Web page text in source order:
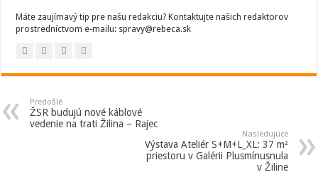
Máte zaujímavý tip pre našu redakciu? Kontaktujte našich redaktorov
prostredníctvom e-mailu: spravy@rebeca.sk
Predošlé
ŽSR budujú nové káblové
vedenie na trati Žilina – Rajec
Nasledujúce
Výstava Ateliér S+M+L_XL: 37 m²
priestoru v Galérii Plusmínusnula
v Žiline